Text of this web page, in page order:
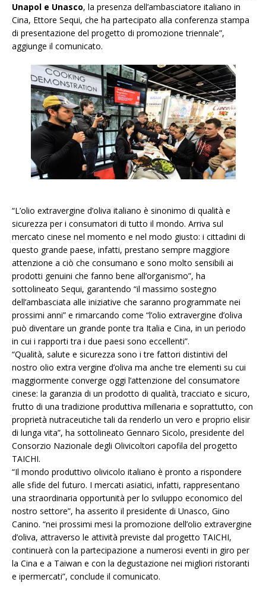
Unapol e Unasco, la presenza dell’ambasciatore italiano in
Cina, Ettore Sequi, che ha partecipato alla conferenza stampa
di presentazione del progetto di promozione triennale”,
aggiunge il comunicato.
“L’olio extravergine d’oliva italiano è sinonimo di qualità e
sicurezza per i consumatori di tutto il mondo. Arriva sul
mercato cinese nel momento e nel modo giusto: i cittadini di
questo grande paese, infatti, prestano sempre maggiore
attenzione a ciò che consumano e sono molto sensibili ai
prodotti genuini che fanno bene all’organismo”, ha
sottolineato Sequi, garantendo “il massimo sostegno
dell’ambasciata alle iniziative che saranno programmate nei
prossimi anni” e rimarcando come “l’olio extravergine d’oliva
può diventare un grande ponte tra Italia e Cina, in un periodo
in cui i rapporti tra i due paesi sono eccellenti”.
“Qualità, salute e sicurezza sono i tre fattori distintivi del
nostro olio extra vergine d’oliva ma anche tre elementi su cui
maggiormente converge oggi l’attenzione del consumatore
cinese: la garanzia di un prodotto di qualità, tracciato e sicuro,
frutto di una tradizione produttiva millenaria e soprattutto, con
proprietà nutraceutiche tali da renderlo un vero e proprio elisir
di lunga vita”, ha sottolineato Gennaro Sicolo, presidente del
Consorzio Nazionale degli Olivicoltori capofila del progetto
TAICHI.
“Il mondo produttivo olivicolo italiano è pronto a rispondere
alle sfide del futuro. I mercati asiatici, infatti, rappresentano
una straordinaria opportunità per lo sviluppo economico del
nostro settore”, ha asserito il presidente di Unasco, Gino
Canino. “nei prossimi mesi la promozione dell’olio extravergine
d’oliva, attraverso le attività previste dal progetto TAICHI,
continuerà con la partecipazione a numerosi eventi in giro per
la Cina e a Taiwan e con la degustazione nei migliori ristoranti
e ipermercati”, conclude il comunicato.